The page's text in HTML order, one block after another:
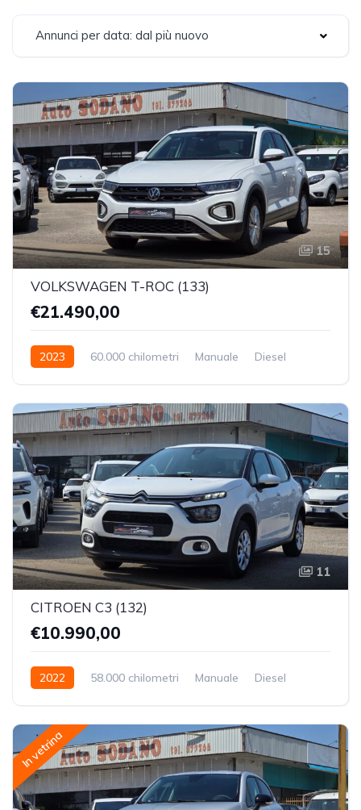
Annunci per data: dal più nuovo
15
VOLKSWAGEN T-ROC (133)
€21.490,00
2023 60.000 chilometri Manuale
Diesel
11
CITROEN C3 (132)
€10.990,00
2022 58.000 chilometri Manuale
Diesel
In vetrina